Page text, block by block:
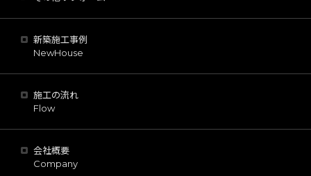
新築施工事例
NewHouse
施工の流れ
Flow
会社概要
Company